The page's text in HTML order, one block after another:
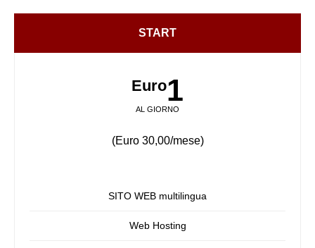
START
Euro1
AL GIORNO
(Euro 30,00/mese)
SITO WEB multilingua
Web Hosting